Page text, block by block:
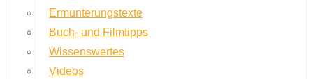
Ermunterungstexte
Buch- und Filmtipps
Wissenswertes
Videos